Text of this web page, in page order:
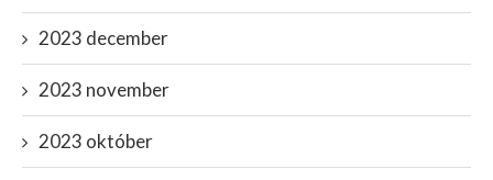
2023 december
2023 november
2023 október